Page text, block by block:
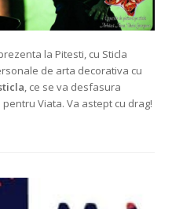
la Pitesti, cu Sticla
de arta decorativa cu
, ce se va desfasura
Viata. Va astept cu drag!